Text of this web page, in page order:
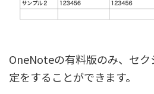
OneNoteの有料版のみ、セ
定をすることができます。